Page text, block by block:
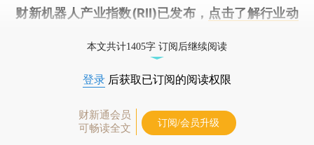
财新机器人产业指数(RII)已发布， 点击了解行业动
本文共计1405字 订阅后继续阅读
登录 后获取已订阅的阅读权限
财新通会员
可畅读全文
订阅/会员升级